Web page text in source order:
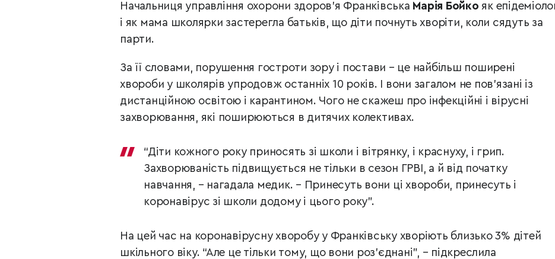
Начальниця управління охорони здоров’я Франківська Марія Бойко як
і як мама школярки застерегла батьків, що діти почнуть хворіти, коли сядуть за
парти.
За її словами, порушення гостроти зору і постави – це найбільш поширені
хвороби у школярів упродовж останніх 10 років. І вони загалом не пов’язані із
дистанційною освітою і карантином. Чого не скажеш про інфекційні і вірусні
захворювання, які поширюються в дитячих колективах.
“Діти кожного року приносять зі школи і вітрянку, і краснуху, і грип.
Захворюваність підвищується не тільки в сезон ГРВІ, а й від початку
навчання, – нагадала медик. – Принесуть вони ці хвороби, принесуть і
коронавірус зі школи додому і цього року”.
На цей час на коронавірусну хворобу у Франківську хворіють близько 3% дітей
шкільного віку. “Але це тільки тому, що вони роз’єднані”, – підкреслила